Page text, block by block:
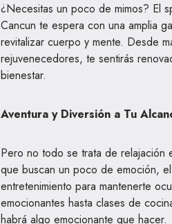
¿Necesitas un poco de mimos? El
Cancun te espera con una amplia
revitalizar cuerpo y mente. Desde
rejuvenecedores, te sentirás
bienestar.
Aventura y Diversión a Tu
Pero no todo se trata de relajación
que buscan un poco de emoción,
entretenimiento para mantenerte
emocionantes hasta clases de
habrá algo emocionante que hacer.